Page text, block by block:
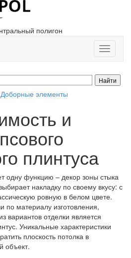
полигон
Toggle
Доборные элементы
и
плинтуса
одну функцию – декор зоны стыка
накладку по своему вкусу: с
ровную в белом цвете.
по материалу изготовления,
вариантов отделки является
Уникальные характеристики
плоскость потолка в
объект.